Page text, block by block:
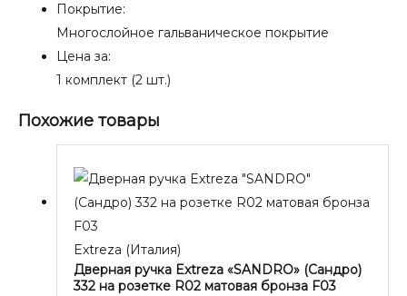
Покрытие:
Многослойное гальваническое покрытие
Цена за:
1 комплект (2 шт.)
Похожие товары
Extreza (Италия)
Дверная ручка Extreza «SANDRO» (Сандро)
332 на розетке R02 матовая бронза F03